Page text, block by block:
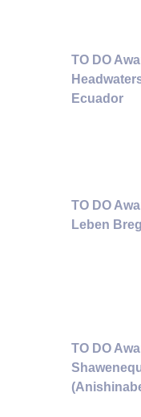
TO DO
Ecuador
TO DO
Leben
TO DO